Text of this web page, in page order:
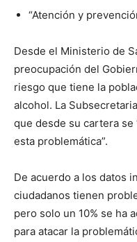
“Atención y
Desde el Ministerio de
preocupación del
riesgo que tiene la
alcohol. La
que desde su cartera se
esta problemática”.
De acuerdo a los datos
ciudadanos tienen
pero solo un 10% se ha
para atacar la